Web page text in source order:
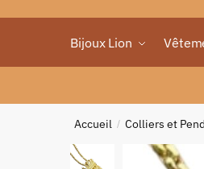
Bijoux Lion
Accueil / Colliers et